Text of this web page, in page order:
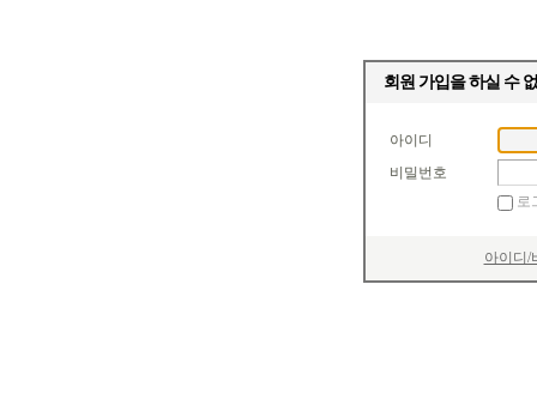
회원 가입을 하실 수
아이디
비밀번호
로
아이디/